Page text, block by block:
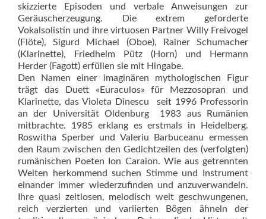
skizzierte Episoden und verbale Anweisungen zur
Geräuscherzeugung. Die extrem geforderte
Vokalsolistin und ihre virtuosen Partner Willy Freivogel
(Flöte), Sigurd Michael (Oboe), Rainer Schumacher
(Klarinette), Friedhelm Pütz (Horn) und Hermann
Herder (Fagott) erfüllen sie mit Hingabe.
Den Namen einer imaginären mythologischen Figur
trägt das Duett «Euraculos» für Mezzosopran und
Klarinette, das Violeta Dinescu  seit 1996 Professorin
an der Universität Oldenburg  1983 aus Rumänien
mitbrachte. 1985 erklang es erstmals in Heidelberg.
Ros­witha Sperber und Valeriu Barbuceanu ermessen
den Raum zwischen den Gedichtzeilen des (verfolgten)
rumänischen Poeten Ion Caraion. Wie aus getrennten
Welten herkommend suchen Stimme und Instrument
einander im­mer wiederzufinden und anzuverwandeln.
Ihre quasi zeitlosen, melodisch weit geschwungenen,
reich verzierten und variierten Bögen ähneln der